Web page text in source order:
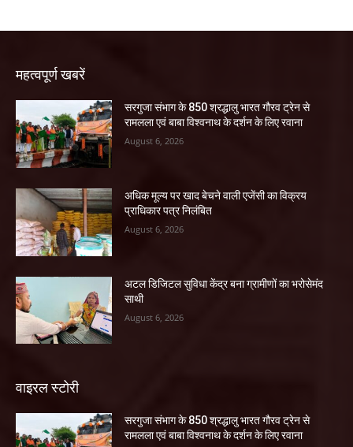
महत्वपूर्ण खबरें
सरगुजा संभाग के 850 श्रद्धालु भारत गौरव ट्रेन से
रामलला एवं बाबा विश्वनाथ के दर्शन के लिए रवाना
August 6, 2026
अधिक मूल्य पर खाद बेचने वाली एजेंसी का विक्रय
प्राधिकार पत्र निलंबित
August 6, 2026
अटल डिजिटल सुविधा केंद्र बना ग्रामीणों का भरोसेमंद
साथी
August 6, 2026
वाइरल स्टोरी
सरगुजा संभाग के 850 श्रद्धालु भारत गौरव ट्रेन से
रामलला एवं बाबा विश्वनाथ के दर्शन के लिए रवाना